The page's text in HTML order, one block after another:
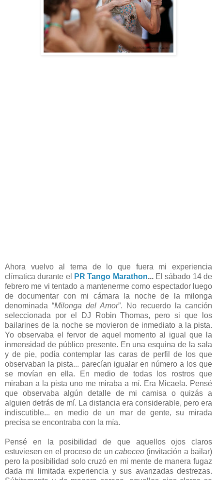
Ahora vuelvo al tema de lo que fuera mi experiencia
clímatica durante el
PR Tango Marathon...El sábado 14 de
febrero me vi tentado a mantenerme como espectador luego
de documentar con mi cámara la noche de la milonga
denominada “Milonga del Amor”. No recuerdo la canción
seleccionada por el DJ Robin Thomas, pero si que los
bailarines de la noche se movieron de inmediato a la pista.
Yo observaba el fervor de aquel momento al igual que la
inmensidad de público presente. En una esquina de la sala
y de pie, podía contemplar las caras de perfil de los que
observaban la pista... parecían igualar en número a los que
se movían en ella. En medio de todas los rostros que
miraban a la pista uno me miraba a mí. Era Micaela. Pensé
que observaba algún detalle de mi camisa o quizás a
alguien detrás de mí. La distancia era considerable, pero era
indiscutible... en medio de un mar de gente, su mirada
precisa se encontraba con la mía.
Pensé en la posibilidad de que aquellos ojos claros
estuviesen en el proceso de un cabeceo (invitación a bailar)
pero la posibilidad solo cruzó en mi mente de manera fugaz
dada mi limitada experiencia y sus avanzadas destrezas.